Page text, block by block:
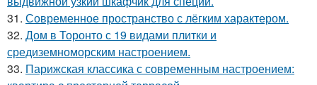
31. Современное пространство с лёгким характером.
32. Дом в Торонто с 19 видами плитки и
средиземноморским настроением.
33. Парижская классика с современным настроением: